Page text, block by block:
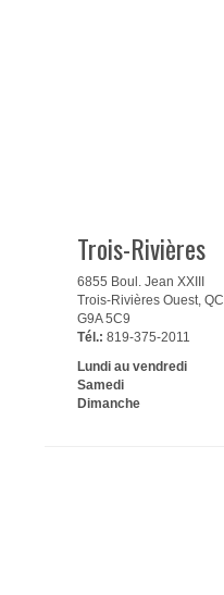
Trois-Rivières
6855 Boul. Jean XXIII
Trois-Rivières Ouest, QC
G9A 5C9
Tél.: 819-375-2011
Lundi au vendredi
Samedi
Dimanche